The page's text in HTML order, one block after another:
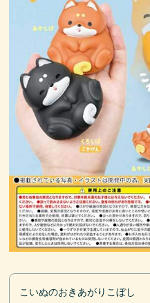
こいぬのおきあがりこぼし